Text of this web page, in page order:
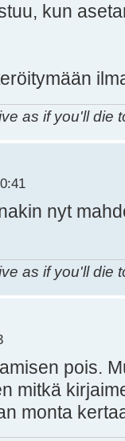
kun
as if you'll die
nyt
as if you'll die
pois.
mitkä
monta